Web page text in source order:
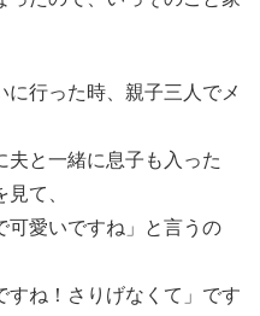
に行った時、親子三人でメ
夫と一緒に息子も入った
て、
可愛いですね」と言うの
すね！さりげなくて」です